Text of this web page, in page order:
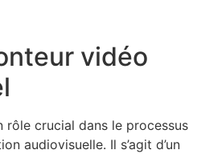
vidéo
rôle crucial dans le processus
audiovisuelle. Il s’agit d’un